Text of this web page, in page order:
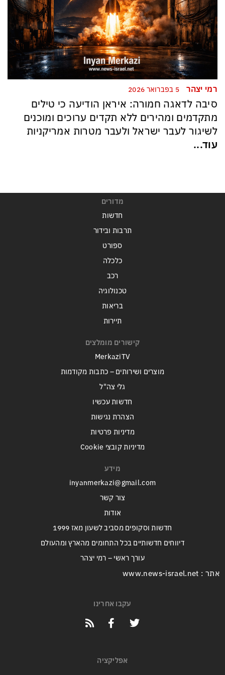
רמי יצהר
סיבה לדאגה חמורה: איראן הודיעה כי טילים
מתקדמים ומהירים ללא תקדים ערוכים ומוכנים
לשיגור לעבר ישראל ולעבר מטרות אמריקניות
עוד...
מדורים
חדשות
תרבות ובידור
ספורט
כלכלה
רכב
טכנולוגיה
בריאות
תיירות
קישורים מומלצים
MerkaziTV
מוצרים ושירותים – כתבות מקודמות
גלי צה"ל
חדשות עכשיו
הצהרת נגישות
מדיניות פרטיות
מדיניות קובצי Cookie
מידע
inyanmerkazi@gmail.com
צור קשר
אודות
חדשות וסקופים מסביב לשעון מאז 1999
דיווחים חדשותיים בכל התחומים מהארץ ומהעולם
עורך ראשי – רמי יצהר
אתר : www.news-israel.net
עקבו אחרינו
אפליקציה